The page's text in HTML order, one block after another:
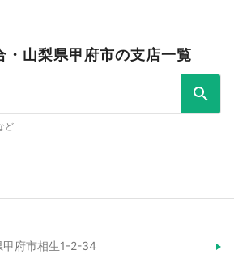
・山梨県甲府市の支店一覧
ど
府市相生1-2-34